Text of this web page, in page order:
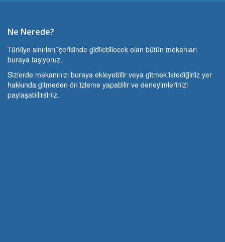
Ne Nerede?
Türki̇ye sınırları i̇çeri̇si̇nde gi̇di̇lebi̇lecek olan bütün mekanları
buraya taşıyoruz.
Si̇zlerde mekanınızı buraya ekleyebi̇li̇r veya gi̇tmek i̇stedi̇ği̇ni̇z yer
hakkında gi̇tmeden ön i̇zleme yapabi̇li̇r ve deneyi̇mleri̇ni̇zi̇
paylaşabi̇li̇rsi̇ni̇z.